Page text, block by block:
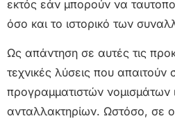
εκτός εάν μπορούν να
όσο και το ιστορικό των
Ως απάντηση σε αυτές τις
τεχνικές λύσεις που
προγραμματιστών νομισμάτων
ανταλλακτηρίων. Ωστόσο, σε